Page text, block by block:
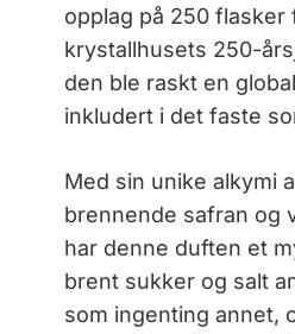
opplag på 250 flasker
krystallhusets 250-
den ble raskt en
inkludert i det faste
Med sin unike alkymi
brennende safran og
har denne duften et
brent sukker og salt
som ingenting annet,